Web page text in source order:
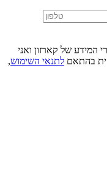
המידע של קארזון ואני
בהתאם לתנאי השימוש,